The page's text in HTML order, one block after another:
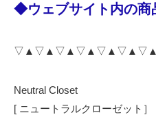
◆ウェブサイト内の
Neutral Closet
[ ニュートラルクローゼット］